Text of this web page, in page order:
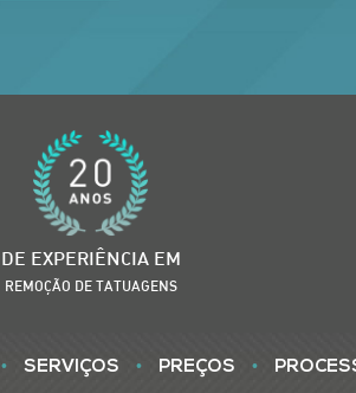
DE EXPERIÊNCIA EM
REMOÇÃO DE TATUAGENS
• SERVIÇOS • PREÇOS •